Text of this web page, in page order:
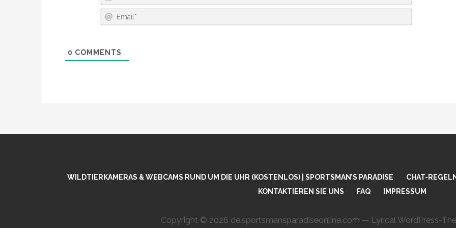
A
M
EM
0 COMMENTS
WILDTIERKAMERAS & WEBCAMS RUND UM DIE UHR (KOSTENLOS) | SPORTSMAN’S PARADISE
CHAT-
KONTAKTIEREN SIE UNS
FAQ IMPRESSUM
Copyright © 2026 de.sportsmansparadiseonline.com — Lyrical WordPress-